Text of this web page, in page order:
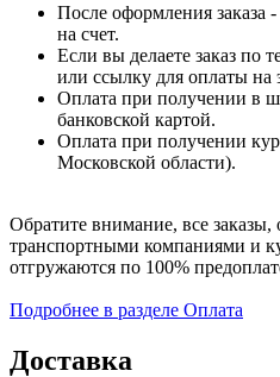
После оформления заказа
на счет.
Если вы делаете заказ по
или ссылку для оплаты на
Оплата при получении в
банковской картой.
Оплата при получении
Московской области).
Обратите внимание, все заказы,
транспортными компаниями и
отгружаются по 100%
Подробнее в разделе Оплата
Доставка